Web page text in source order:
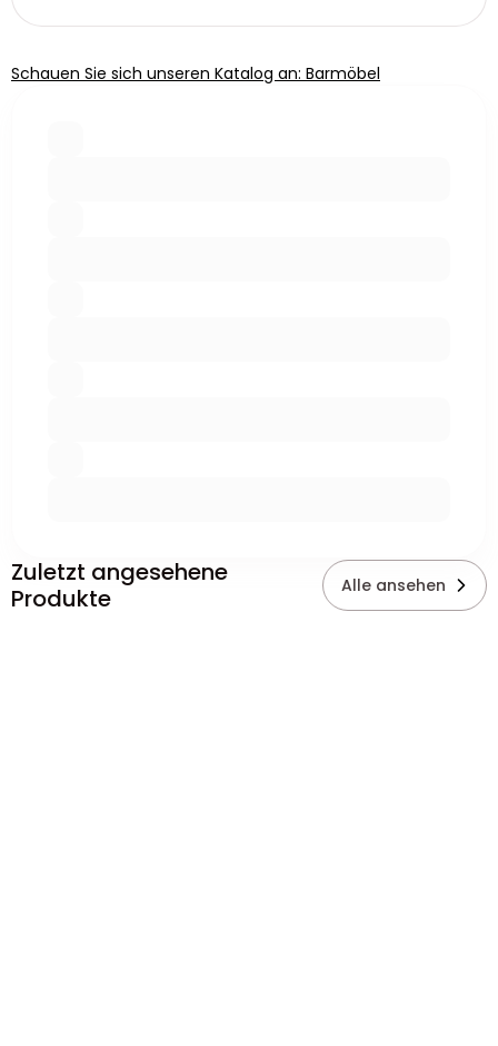
Schauen Sie sich unseren Katalog an: Barmöbel
Zuletzt angesehene
Produkte
Alle ansehen